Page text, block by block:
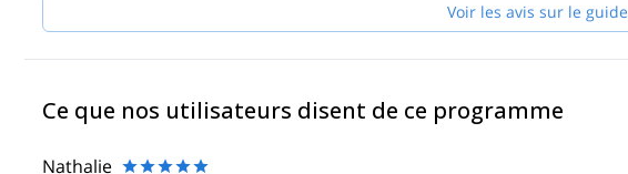
Voir les avis sur le guide
Ce que nos utilisateurs disent de ce programme
Nathalie